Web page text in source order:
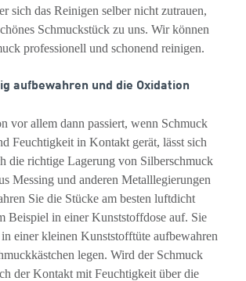
sich das Reinigen selber nicht zutrauen,
Schmuckstück zu uns. Wir können
professionell und schonend reinigen.
aufbewahren und die Oxidation
vor allem dann passiert, wenn Schmuck
Feuchtigkeit in Kontakt gerät, lässt sich
die richtige Lagerung von Silberschmuck
Messing und anderen Metalllegierungen
Sie die Stücke am besten luftdicht
Beispiel in einer Kunststoffdose auf. Sie
einer kleinen Kunststofftüte aufbewahren
legen. Wird der Schmuck
der Kontakt mit Feuchtigkeit über die